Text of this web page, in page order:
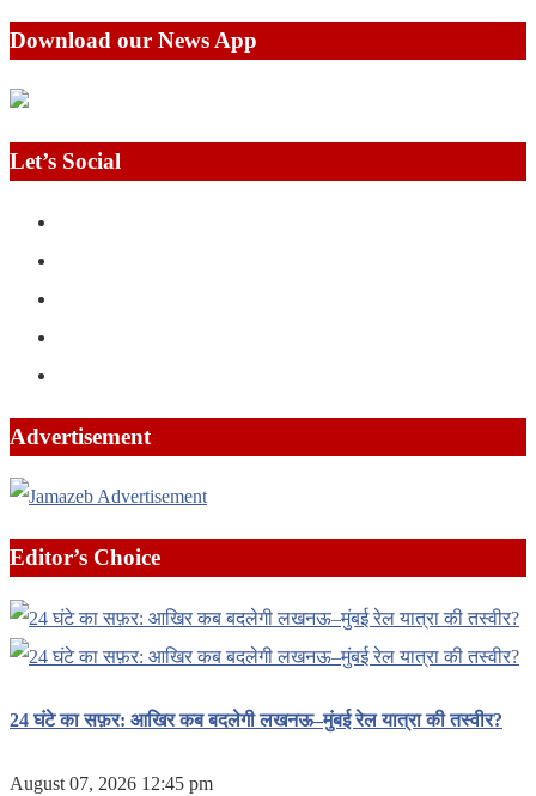
Download our News App
Let’s Social
Advertisement
Editor’s Choice
24 घंटे का सफ़र: आखिर कब बदलेगी लखनऊ–मुंबई रेल यात्रा की तस्वीर?
August 07, 2026 12:45 pm